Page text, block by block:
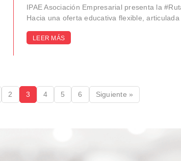
IPAE Asociación Empresarial presenta la
Hacia una oferta educativa flexible,
LEER MÁS
2 3 4 5 6 Siguiente »